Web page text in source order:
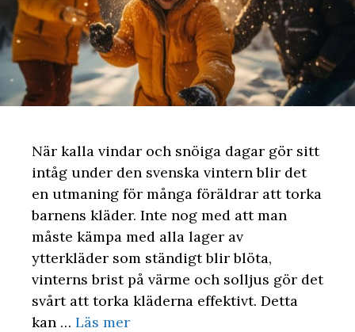
När kalla vindar och snöiga dagar gör sitt
intåg under den svenska vintern blir det
en utmaning för många föräldrar att torka
barnens kläder. Inte nog med att man
måste kämpa med alla lager av
ytterkläder som ständigt blir blöta,
vinterns brist på värme och solljus gör det
svårt att torka kläderna effektivt. Detta
kan … Läs mer